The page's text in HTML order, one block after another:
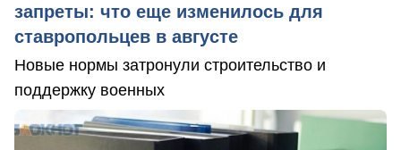
запреты: что еще изменилось для
ставропольцев в августе
Новые нормы затронули строительство и
поддержку военных